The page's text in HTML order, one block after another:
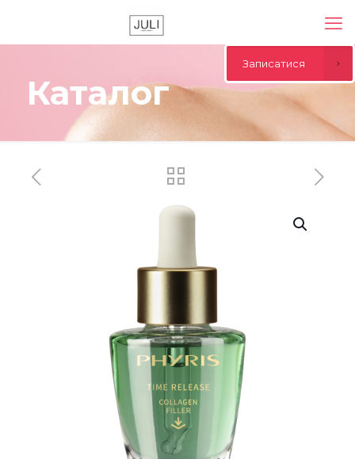
Каталог
Записатися